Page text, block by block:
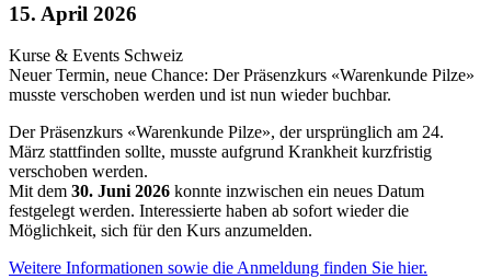
15. April 2026
Kurse & Events Schweiz
Neuer Termin, neue Chance: Der Präsenzkurs «Warenkunde Pilze»
musste verschoben werden und ist nun wieder buchbar.
Der Präsenzkurs «Warenkunde Pilze», der ursprünglich am 24.
März stattfinden sollte, musste aufgrund Krankheit kurzfristig
verschoben werden.
Mit dem 30. Juni 2026 konnte inzwischen ein neues Datum
festgelegt werden. Interessierte haben ab sofort wieder die
Möglichkeit, sich für den Kurs anzumelden.
Weitere Informationen sowie die Anmeldung finden Sie hier.